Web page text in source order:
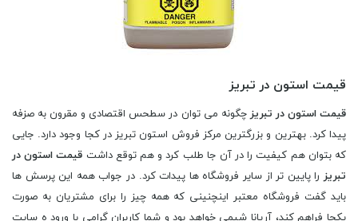
قیمت استون در تبریز
قیمت استون در تبریزچگونه می توان در سطحس اقتصادی و مقرون به صزفه
پیدا کرد. بهترین و بزرگترین مرکز فروش استون تبریز در کجا وجود دارد. جایی
که بتوان هم کیفیت را در آن جا طلب کرد و هم توقع داشت قیمت استون در
تبریز را پایین تر از سایر فروشگاه ها پیدات کرد. در جواب همه این پرسش ها
باید گفت فروشگاه معتبر اینچنینی که همه چیز را برای مشتریان به صورت
یکجا فراهم کند، آریانا شیمی خواهد بود و شما کاربران گرامی با ورود ه سایت